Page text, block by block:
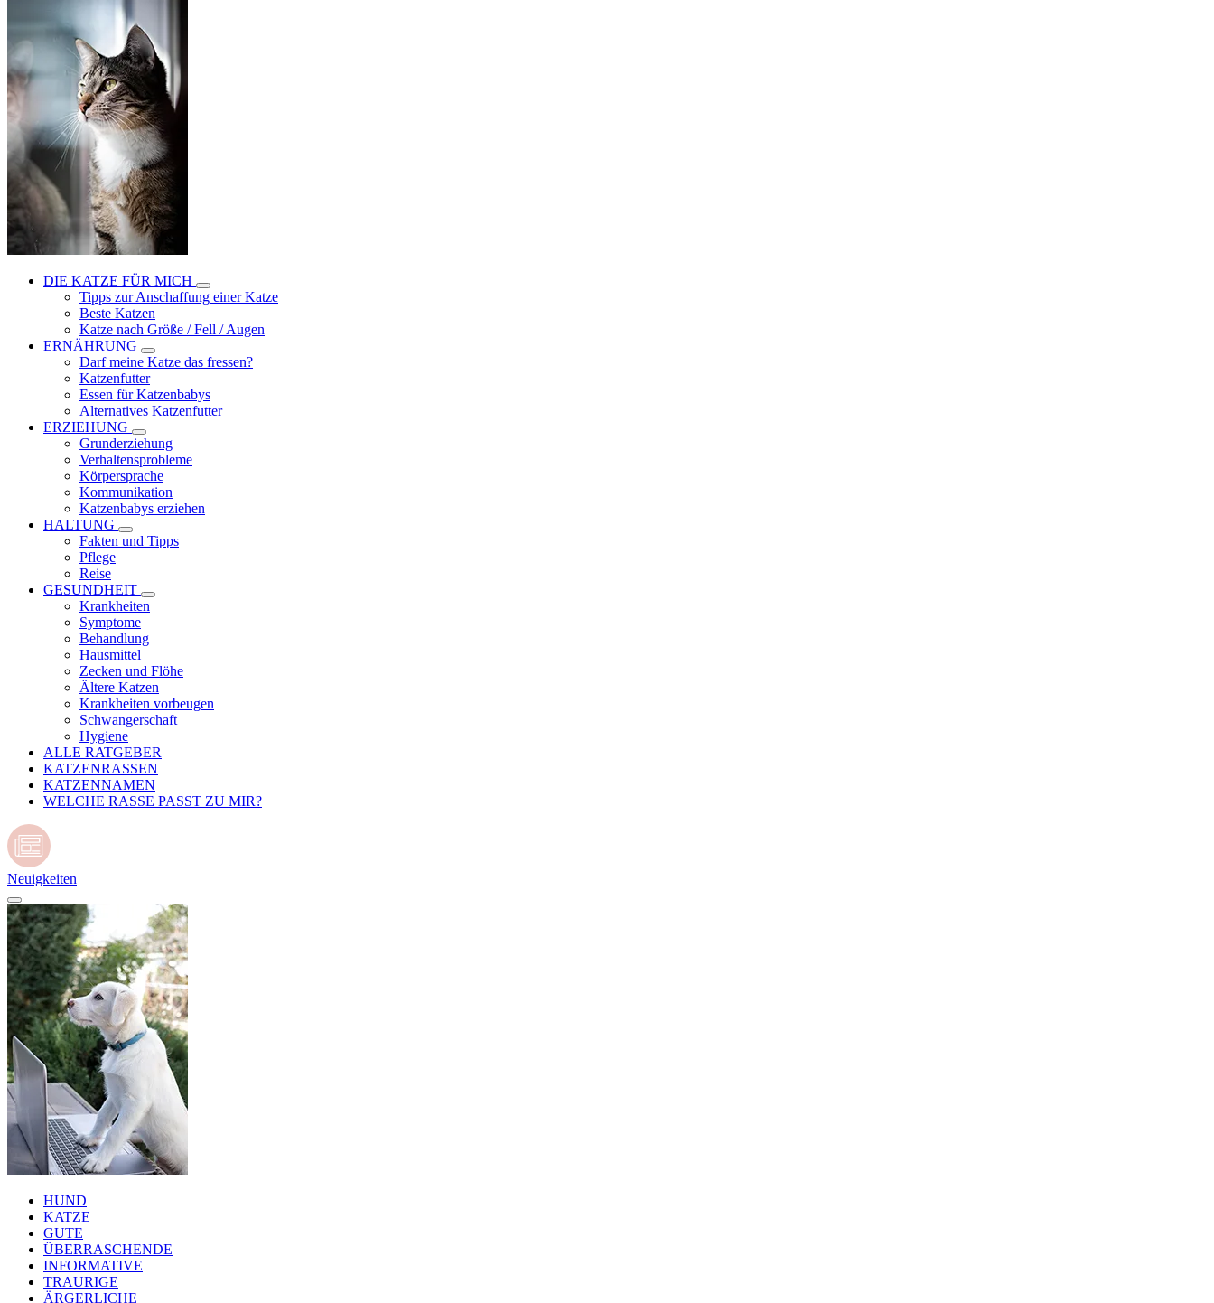
DIE KATZE FÜR MICH
Tipps zur Anschaffung einer Katze
Beste Katzen
Katze nach Größe / Fell / Augen
ERNÄHRUNG
Darf meine Katze das fressen?
Katzenfutter
Essen für Katzenbabys
Alternatives Katzenfutter
ERZIEHUNG
Grunderziehung
Verhaltensprobleme
Körpersprache
Kommunikation
Katzenbabys erziehen
HALTUNG
Fakten und Tipps
Pflege
Reise
GESUNDHEIT
Krankheiten
Symptome
Behandlung
Hausmittel
Zecken und Flöhe
Ältere Katzen
Krankheiten vorbeugen
Schwangerschaft
Hygiene
ALLE RATGEBER
KATZENRASSEN
KATZENNAMEN
WELCHE RASSE PASST ZU MIR?
Neuigkeiten
HUND
KATZE
GUTE
ÜBERRASCHENDE
INFORMATIVE
TRAURIGE
ÄRGERLICHE